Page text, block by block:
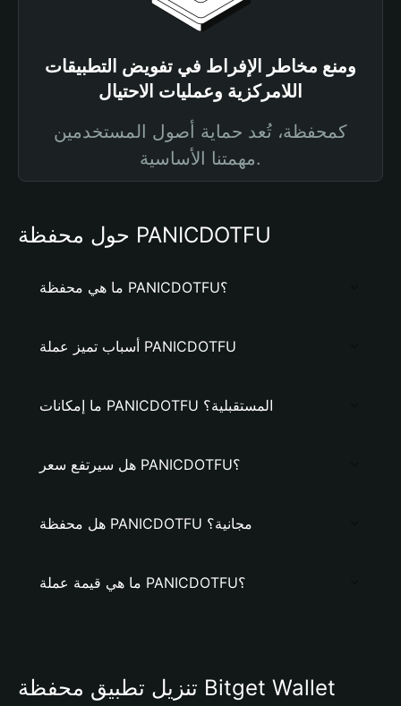
ومنع مخاطر الإفراط في تفويض التطبيقات
اللامركزية وعمليات الاحتيال
كمحفظة، تُعد حماية أصول المستخدمين
مهمتنا الأساسية.
حول محفظة PANICDOTFU
ما هي محفظة PANICDOTFU؟
أسباب تميز عملة PANICDOTFU
ما إمكانات PANICDOTFU المستقبلية؟
هل سيرتفع سعر PANICDOTFU؟
هل محفظة PANICDOTFU مجانية؟
ما هي قيمة عملة PANICDOTFU؟
تنزيل تطبيق محفظة Bitget Wallet